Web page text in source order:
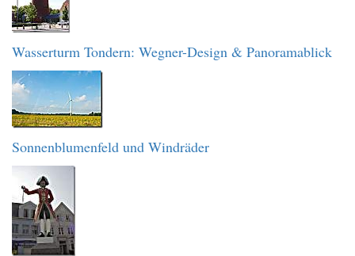
Wasserturm Tondern: Wegner-Design & Panoramablick
Sonnenblumenfeld und Windräder